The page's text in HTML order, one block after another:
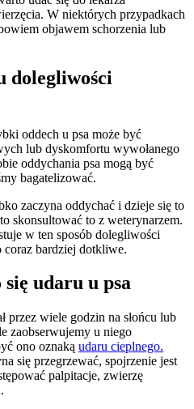
W niektórych przypadkach
objawem schorzenia lub
dolegliwości
oddech u psa może być
lub dyskomfortu wywołanego
oddychania psa mogą być
bagatelizować.
zaczyna oddychać i dzieje się to
skonsultować to z weterynarzem.
w ten sposób dolegliwości
coraz bardziej dotkliwe.
udaru u psa
przez wiele godzin na słońcu lub
zaobserwujemy u niego
ono oznaką udaru cieplnego.
się przegrzewać, spojrzenie jest
palpitacje, zwierzę